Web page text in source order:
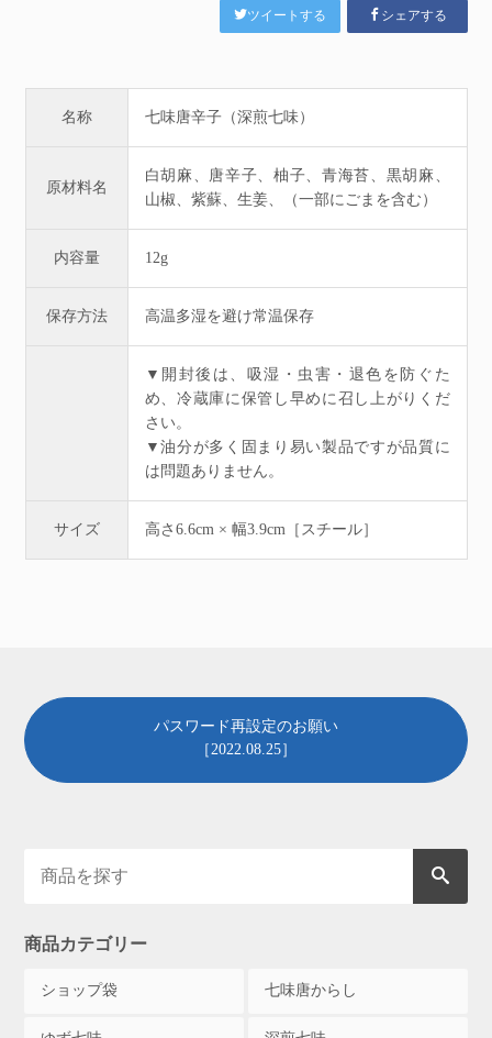
ツイートする シェアする
名称 七味唐辛子（深煎七味）
原材料名
白胡麻、唐辛子、柚子、青海苔、黒胡麻、
山椒、紫蘇、生姜、（一部にごまを含む）
内容量 12g
保存方法 高温多湿を避け常温保存
▼開封後は、吸湿・虫害・退色を防ぐた
め、冷蔵庫に保管し早めに召し上がりくだ
さい。
▼油分が多く固まり易い製品ですが品質に
は問題ありません。
サイズ 高さ6.6cm × 幅3.9cm［スチール］
パスワード再設定のお願い
［2022.08.25］
商品カテゴリー
ショップ袋 七味唐からし